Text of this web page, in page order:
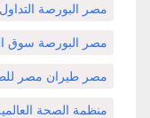
مصر البورصة
مصر البورصة سوق
مصر طيران مصر
منظمة الصحة